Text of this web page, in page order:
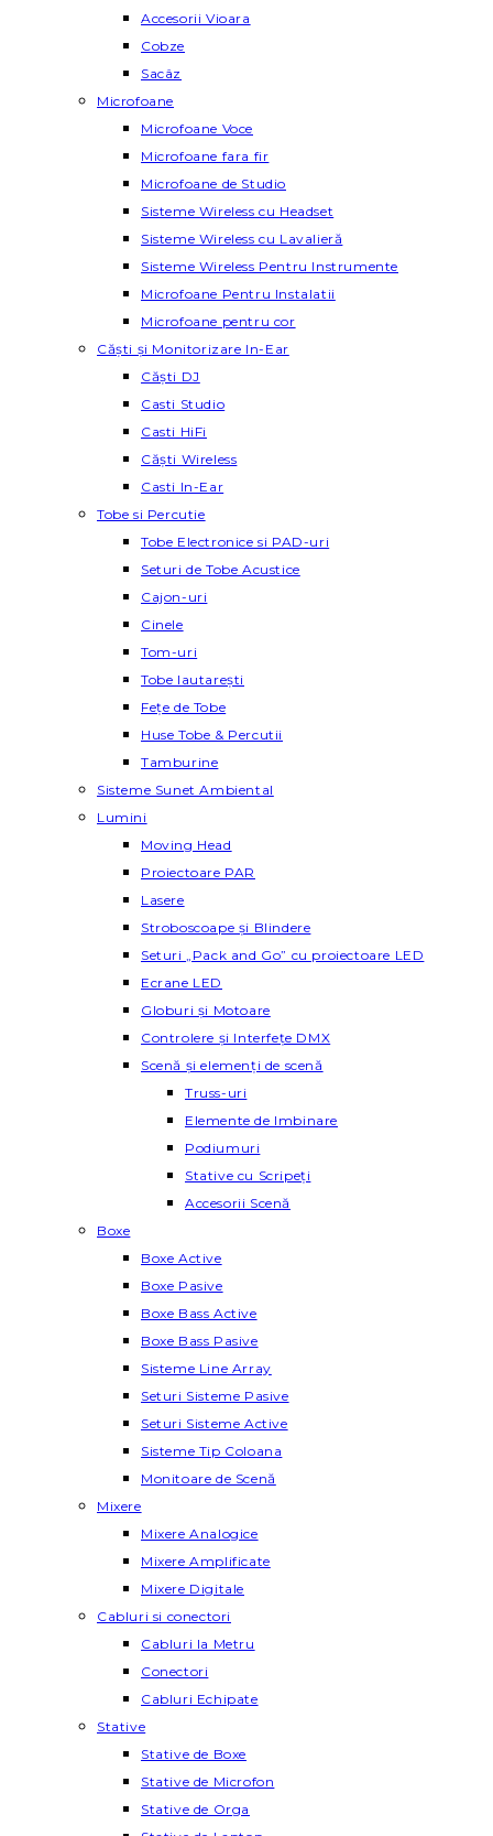
Accesorii Vioara
Cobze
Sacâz
Microfoane
Microfoane Voce
Microfoane fara fir
Microfoane de Studio
Sisteme Wireless cu Headset
Sisteme Wireless cu Lavalieră
Sisteme Wireless Pentru Instrumente
Microfoane Pentru Instalatii
Microfoane pentru cor
Căști și Monitorizare In-Ear
Căști DJ
Casti Studio
Casti HiFi
Căști Wireless
Casti In-Ear
Tobe si Percutie
Tobe Electronice si PAD-uri
Seturi de Tobe Acustice
Cajon-uri
Cinele
Tom-uri
Tobe lautareşti
Fețe de Tobe
Huse Tobe & Percutii
Tamburine
Sisteme Sunet Ambiental
Lumini
Moving Head
Proiectoare PAR
Lasere
Stroboscoape și Blindere
Seturi „Pack and Go” cu proiectoare LED
Ecrane LED
Globuri și Motoare
Controlere și Interfețe DMX
Scenă și elemenți de scenă
Truss-uri
Elemente de Imbinare
Podiumuri
Stative cu Scripeți
Accesorii Scenă
Boxe
Boxe Active
Boxe Pasive
Boxe Bass Active
Boxe Bass Pasive
Sisteme Line Array
Seturi Sisteme Pasive
Seturi Sisteme Active
Sisteme Tip Coloana
Monitoare de Scenă
Mixere
Mixere Analogice
Mixere Amplificate
Mixere Digitale
Cabluri si conectori
Cabluri la Metru
Conectori
Cabluri Echipate
Stative
Stative de Boxe
Stative de Microfon
Stative de Orga